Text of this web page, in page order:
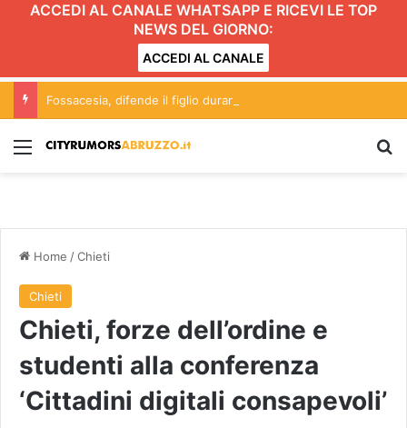
ACCEDI AL CANALE WHATSAPP E RICEVI LE TOP
NEWS DEL GIORNO:
ACCEDI AL CANALE
Menu
Home /Chieti
Chieti
Chieti, forze dell’ordine e
studenti alla conferenza
‘Cittadini digitali consapevoli’